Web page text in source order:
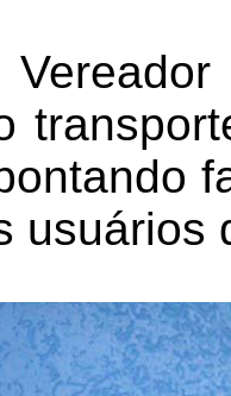
Vereador
usuários